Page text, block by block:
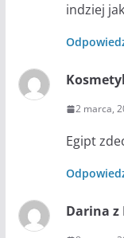
indziej
2 marca,
Egipt
Darina z